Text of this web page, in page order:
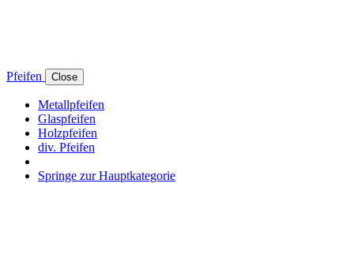
Pfeifen Close
Metallpfeifen
Glaspfeifen
Holzpfeifen
div. Pfeifen
Springe zur Hauptkategorie